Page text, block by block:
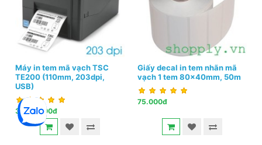
Máy in tem mã vạch TSC
TE200 (110mm, 203dpi,
USB)
3.300.000đ
Giấy decal in tem nhãn mã
vạch 1 tem 80x40mm, 50m
75.000đ